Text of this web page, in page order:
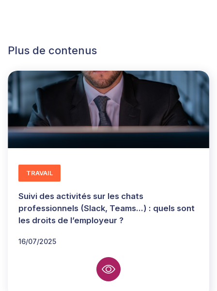
Plus de contenus
Suivi des activités sur les chats
professionnels (Slack, Teams...) : quels sont
les droits de l’employeur ?
16/07/2025
TRAVAIL